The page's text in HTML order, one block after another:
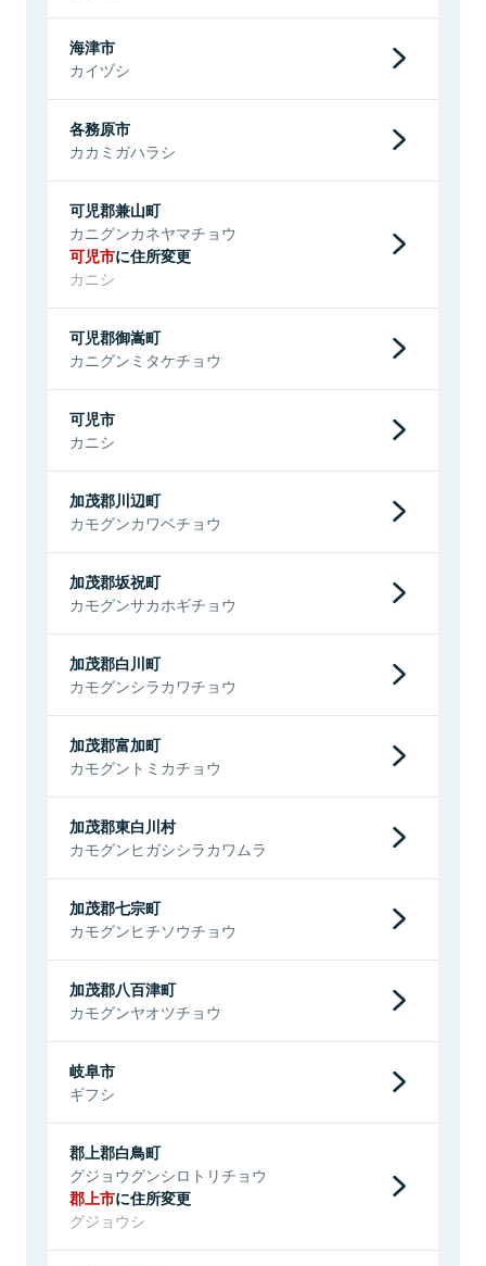
海津市
カイヅシ
各務原市
カカミガハラシ
可児郡兼山町
カニグンカネヤマチョウ
可児市に住所変更
カニシ
可児郡御嵩町
カニグンミタケチョウ
可児市
カニシ
加茂郡川辺町
カモグンカワベチョウ
加茂郡坂祝町
カモグンサカホギチョウ
加茂郡白川町
カモグンシラカワチョウ
加茂郡富加町
カモグントミカチョウ
加茂郡東白川村
カモグンヒガシシラカワムラ
加茂郡七宗町
カモグンヒチソウチョウ
加茂郡八百津町
カモグンヤオツチョウ
岐阜市
ギフシ
郡上郡白鳥町
グジョウグンシロトリチョウ
郡上市に住所変更
グジョウシ